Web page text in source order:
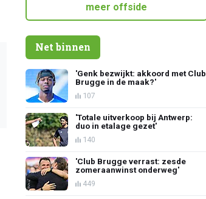
meer offside
Net binnen
'Genk bezwijkt: akkoord met Club
Brugge in de maak?'
107
'Totale uitverkoop bij Antwerp:
duo in etalage gezet'
140
'Club Brugge verrast: zesde
zomeraanwinst onderweg'
449